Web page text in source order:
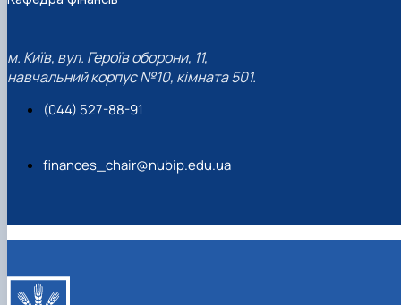
м. Київ, вул. Героїв оборони, 11,
навчальний корпус №10, кімната 501.
(044) 527-88-91
finances_chair@nubip.edu.ua